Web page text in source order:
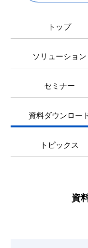
トップ
ソリューション
セミナー
資料ダウンロー
トピックス
資